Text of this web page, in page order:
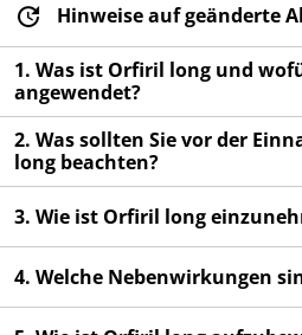
WARNHINWEIS
Wird Orfiril long,
Schwangerschaft
ungeborenen Kind zu
Schädigungen führen. Wenn
schwanger werden könnte,
Unterbrechung eine wirksame
Schwangerschaftsverhütung
anwenden. Ihr Arzt wird
Sie müssen aber auch den in
Hinweise auf geänderte
1. Was ist Orfiril long und
angewendet?
2. Was sollten Sie vor der
long beachten?
3. Wie ist Orfiril long
4. Welche Nebenwirkungen